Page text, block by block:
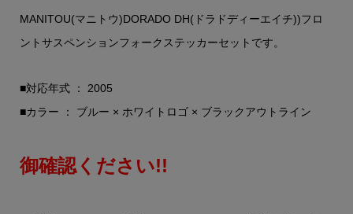
MANITOU(マニトウ)DORADO DH(ドラドディーエイチ))フロ
ントサスペンションフォークステッカーセットです。
■対応年式 ： 2005
■カラー ： ブルー × ホワイトロゴ × ブラックアウトライン
御確認ください!!